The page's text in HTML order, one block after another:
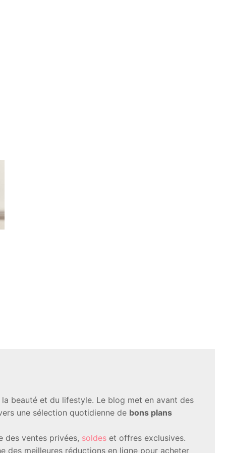
beauté et du lifestyle. Le blog met en avant des
une sélection quotidienne de bons plans
des ventes privées, soldes et offres exclusives.
des meilleures réductions en ligne pour acheter